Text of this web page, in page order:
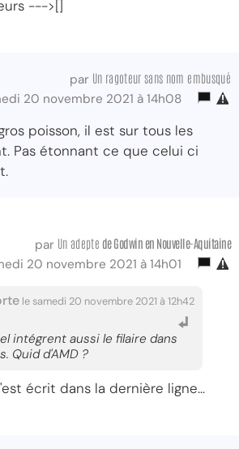
--->[]
par Un ragoteur sans nom embusqué
20 novembre 2021 à 14h08
poisson, il est sur tous les
Pas étonnant ce que celui ci
par Un adepte de Godwin en Nouvelle-Aquitaine
20 novembre 2021 à 14h01
le samedi 20 novembre 2021 à 12h42
intégrent aussi le filaire dans
Quid d'AMD ?
écrit dans la dernière ligne...